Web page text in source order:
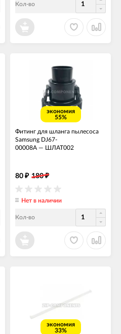
Кол-во
экономия
55%
Фитинг для шланга пылесоса
Samsung DJ67-
00008A — ШЛАТ002
80 ₽ 180₽
Нет в наличии
Кол-во
экономия
33%